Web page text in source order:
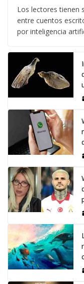
Los lectores tienen
entre cuentos
por inteligencia